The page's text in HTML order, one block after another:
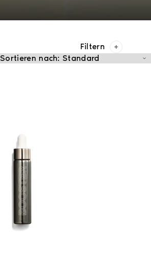
Filtern